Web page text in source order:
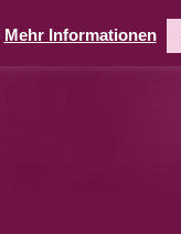
Mehr Informationen